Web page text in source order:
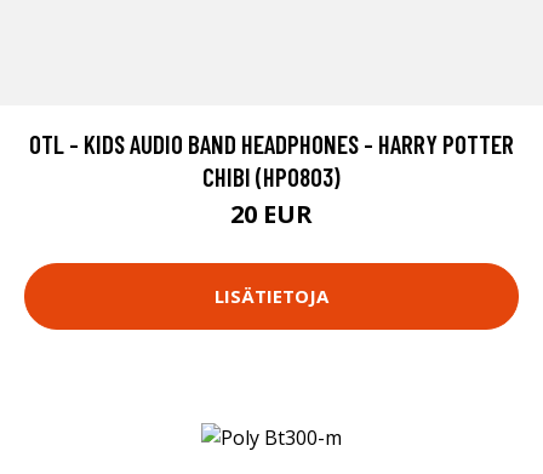
OTL - KIDS AUDIO BAND HEADPHONES - HARRY POTTER
CHIBI (HP0803)
20 EUR
LISÄTIETOJA